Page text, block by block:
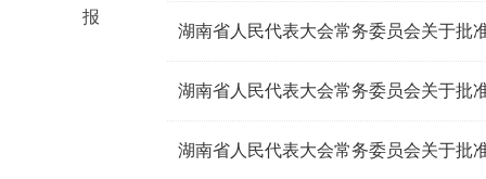
报
湖南省人民代表大会常务委员会关于批
湖南省人民代表大会常务委员会关于批